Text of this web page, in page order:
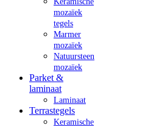
mozaïek
tegels
Marmer
mozaïek
Natuursteen
mozaïek
Parket &
laminaat
Laminaat
Terrastegels
Keramische